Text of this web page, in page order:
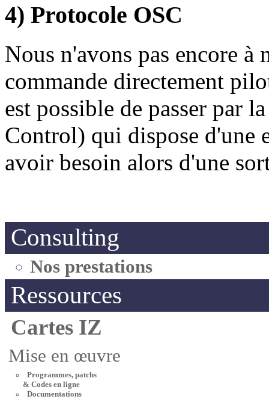
4) Protocole OSC
Nous n'avons pas encore à
commande directement
est possible de passer par
Control) qui dispose d'une
avoir besoin alors d'une
Consulting
Nos prestations
Ressources
Cartes IZ
Mise en œuvre
Programmes, patchs
& Codes en ligne
Documentations